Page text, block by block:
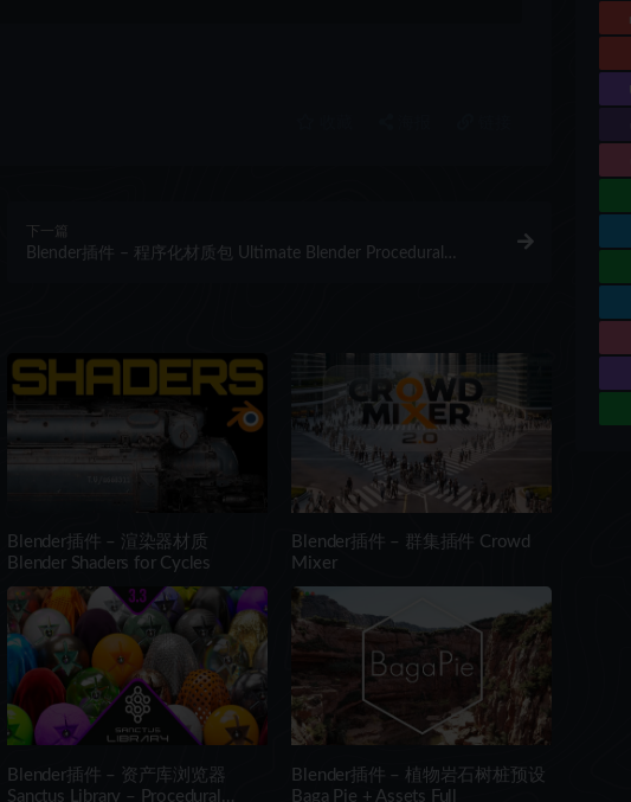
下一篇
Blender插件 – 程序化材质包 Ultimate Blender Procedural
Blender插件 – 渲染器材质
Blender Shaders for Cycles
Blender插件 – 群集插件 Crowd
Mixer
Blender插件 – 资产库浏览器
Sanctus Library – Procedural
Blender插件 – 植物岩石树桩预设
Baga Pie + Assets Full